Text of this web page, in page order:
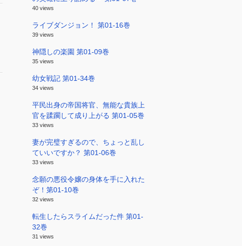
40 views
ライブダンジョン！ 第01-16巻
39 views
神隠しの楽園 第01-09巻
35 views
幼女戦記 第01-34巻
34 views
平民出身の帝国将官、無能な貴族上
官を蹂躙して成り上がる 第01-05巻
33 views
妻が完璧すぎるので、ちょっと乱し
ていいですか？ 第01-06巻
33 views
念願の悪役令嬢の身体を手に入れた
ぞ！第01-10巻
32 views
転生したらスライムだった件 第01-
32巻
31 views